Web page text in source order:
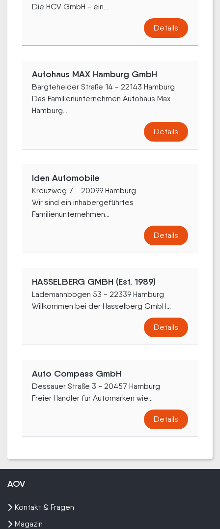
Die HCV GmbH - ein...
Details
Autohaus MAX Hamburg GmbH
Bargteheider Straße 14 - 22143 Hamburg
Das Familienunternehmen Autohaus Max
Hamburg...
Details
Iden Automobile
Kreuzweg 7 - 20099 Hamburg
Wir sind ein inhabergeführtes
Familienunternehmen...
Details
HASSELBERG GMBH (Est. 1989)
Lademannbogen 53 - 22339 Hamburg
Willkommen bei der Hasselberg GmbH...
Details
Auto Compass GmbH
Dessauer Straße 3 - 20457 Hamburg
Freier Händler für Automarken wie...
Details
AOV
Kontakt & Fragen
Magazin